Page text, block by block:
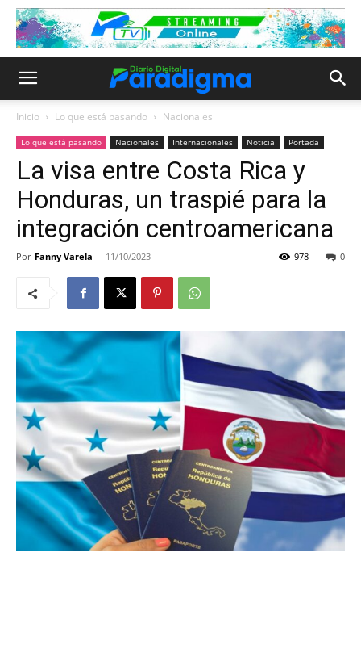
Inicio Lo que está pasando Nacionales
Lo que está pasando Nacionales Internacionales Noticia Portada
La visa entre Costa Rica y
Honduras, un traspié para la
integración centroamericana
Por Fanny Varela - 11/10/2023 0
978